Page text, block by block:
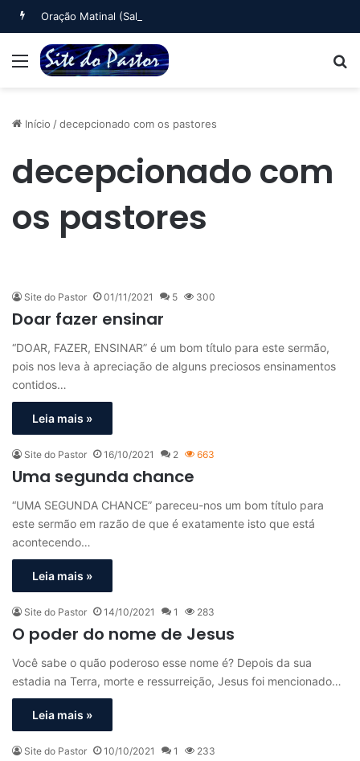
Oração Matinal (Salmo 5)
Menu
Início /decepcionado com os pastores
decepcionado com
os pastores
Site do Pastor 01/11/2021 5 300
Doar fazer ensinar
“DOAR, FAZER, ENSINAR” é um bom título para este sermão,
pois nos leva à apreciação de alguns preciosos ensinamentos
contidos…
Leia mais »
Site do Pastor 16/10/2021 2 663
Uma segunda chance
“UMA SEGUNDA CHANCE” pareceu-nos um bom título para
este sermão em razão de que é exatamente isto que está
acontecendo…
Leia mais »
Site do Pastor 14/10/2021 1 283
O poder do nome de Jesus
Você sabe o quão poderoso esse nome é? Depois da sua
estadia na Terra, morte e ressurreição, Jesus foi mencionado…
Leia mais »
Site do Pastor 10/10/2021 1 233